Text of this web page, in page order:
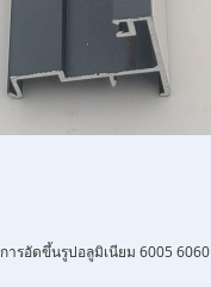
การอัดขึ้นรูปอลูมิเนียม 6005 6060